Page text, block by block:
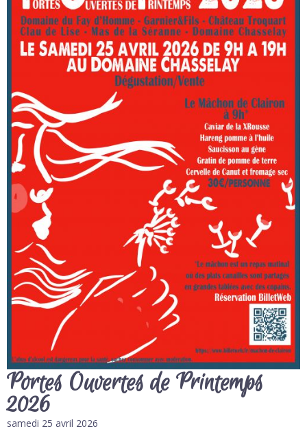
Portes Ouvertes de Printemps
2026
samedi 25 avril 2026